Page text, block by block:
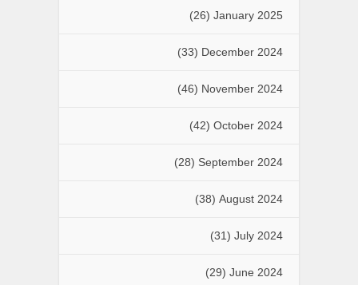
January 2025
(26)
December 2024
(33)
November 2024
(46)
October 2024
(42)
September 2024
(28)
August 2024
(38)
July 2024
(31)
June 2024
(29)